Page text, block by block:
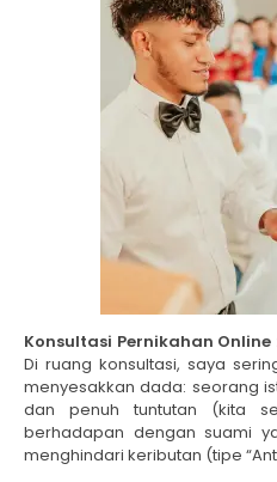
Konsultasi Pernikahan Online
Di ruang konsultasi, saya
menyesakkan dada: seorang
dan penuh tuntutan (kita
berhadapan dengan suami
menghindari keributan (tipe